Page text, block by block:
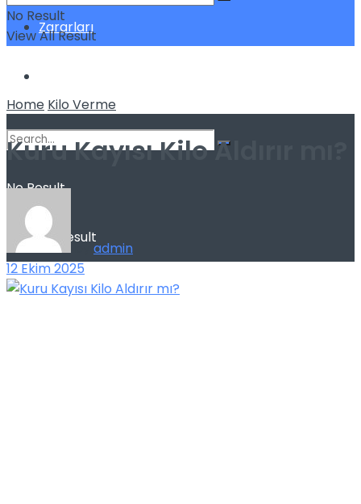
Zararları
No Result
View All Result
No Result
View All Result
Home Kilo Verme
Kuru Kayısı Kilo Aldırır mı?
admin
12 Ekim 2025